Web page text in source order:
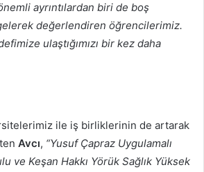
ayrıntılardan biri de boş
değerlendiren öğrencilerimiz.
ulaştığımızı bir kez daha
ile iş birliklerinin de artarak
Avcı, “Yusuf Çapraz Uygulamalı
ve Keşan Hakkı Yörük Sağlık Yüksek